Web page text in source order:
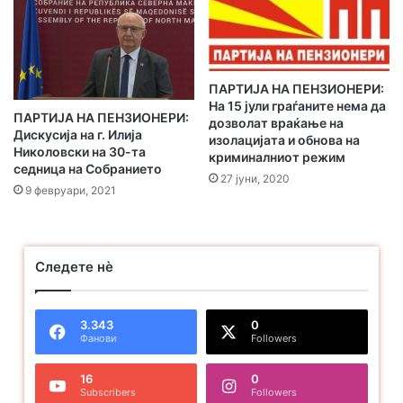
МАКЕДОНИЈА. НАПРЕД КОН ГОЛЕМОТО, ДЕМОКРАТСКО
И БОГАТО ЕВРОПСКО СЕМЕЈСТВО НА НАРОДИТЕ.
НАПРЕД СО КОАЛИЦИЈАТА „МОЖЕМЕ“.
Обраќања
а
р
е
с
а
т
ПАРТИЈА НА ПЕНЗИОНЕРИ:
Дискусија на г. Илија
Николовски на 30-та
седница на Собранието
9 февруари, 2021
ПАРТИЈА НА ПЕНЗИОНЕРИ:
На 15 јули граѓаните нема да
дозволат враќање на
изолацијата и обнова на
криминалниот режим
27 јуни, 2020
Следете нѐ
3.343
Фанови
0
Followers
16
Subscribers
0
Followers